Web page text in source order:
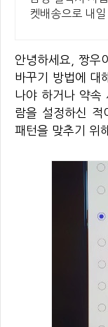
켓배송으로 내
안녕하세요, 짱우
바꾸기 방법에 대
나야 하거나 약속
람을 설정하신 적
패턴을 맞추기 위